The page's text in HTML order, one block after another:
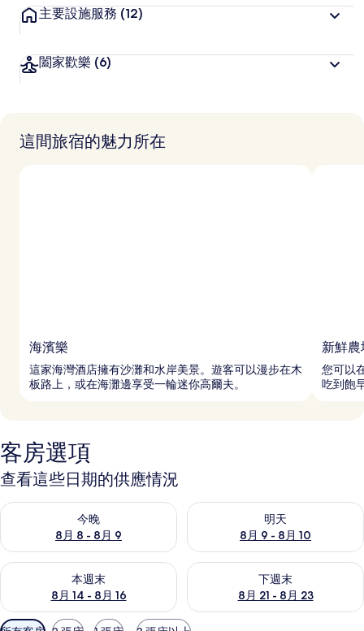
主要設施服務 (12)
闔家歡樂 (6)
這間旅宿的魅力所在
海濱樂
這家海灣酒店擁有沙灘和水岸美景。遊客可以漫步在木
板路上，或在海灘邊享受一輪迷你高爾夫。
新鮮
您可以
吃到飽
客房選項
查看這些日期的供應情況
今晚
8月 8 - 8月 9
查看今晚 (8月 8 - 8月 9) 的供應情況
明天
8月 9 - 8月 10
查看明天 (8月 9 - 8月 10) 的供
本週末
8月 14 - 8月 16
查看本週末 (8月 14 - 8月 16) 的供應情況
下週末
8月 21 - 8月 23
查看下週末 (8月 21 - 8月 23)
可